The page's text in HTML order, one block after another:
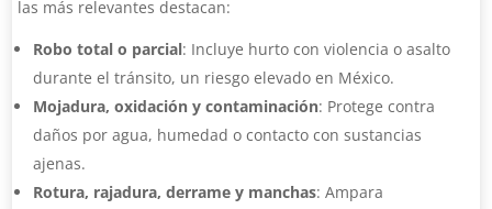
las más relevantes destacan:
Robo total o parcial: Incluye hurto con violencia o asalto
durante el tránsito, un riesgo elevado en México.
Mojadura, oxidación y contaminación: Protege contra
daños por agua, humedad o contacto con sustancias
ajenas.
Rotura, rajadura, derrame y manchas: Ampara